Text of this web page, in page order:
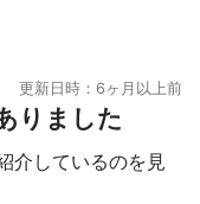
更新日時：6ヶ月以上前
りました
介しているのを見